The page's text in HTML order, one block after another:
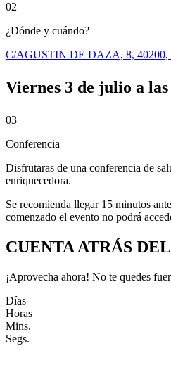
02
¿Dónde y cuándo?
C/AGUSTIN DE DAZA, 8, 40200,
Viernes 3 de julio a
03
Conferencia
Disfrutaras de una conferencia de
enriquecedora.
Se recomienda llegar 15 minutos
comenzado el evento no podrá
CUENTA ATRÁS
¡Aprovecha ahora! No te quedes
Días
Horas
Mins.
Segs.